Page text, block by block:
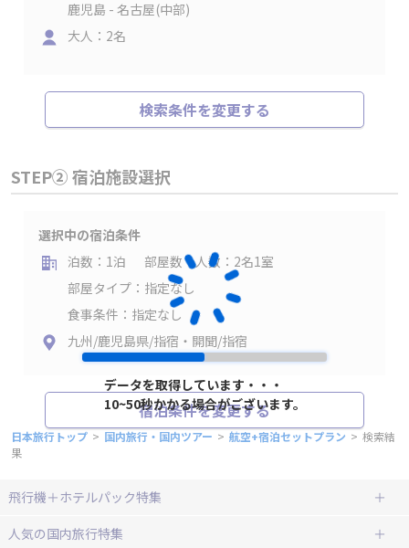
データを取得しています・・・
10~50秒かかる場合がございます。
鹿児島 - 名古屋(中部)
大人：2名
検索条件を変更する
STEP② 宿泊施設選択
選択中の宿泊条件
泊数：1泊
部屋数・人数：2名1室
部屋タイプ：指定なし
食事条件：指定なし
九州/鹿児島県/指宿・開聞/指宿
宿泊条件を変更する
日本旅行トップ > 国内旅行・国内ツアー > 航空+宿泊セットプラン > 検索結
果
飛行機＋ホテルパック特集
赤い風船ダイナミックパッケージ
ＪＡＬで行く飛行機+ホテルパック
人気の国内旅行特集